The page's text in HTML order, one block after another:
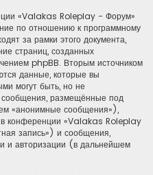
«Valakas Roleplay - Форум»
по отношению к программному
за рамки этого документа,
страниц, созданных
phpBB. Вторым источником
данные, которые вы
могут быть, но не
размещённые под
«анонимные сообщения»),
в конференции «Valakas Roleplay
запись») и сообщения,
и авторизации (в дальнейшем